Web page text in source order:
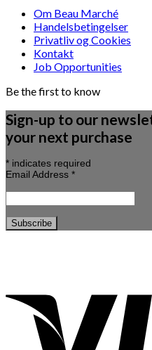
Om Beau Marché
Handelsbetingelser
Privatliv og Cookies
Kontakt
Job Opportunities
Be the first to know
Sign-up to our
your next purchase
* indicates required
Email Address *